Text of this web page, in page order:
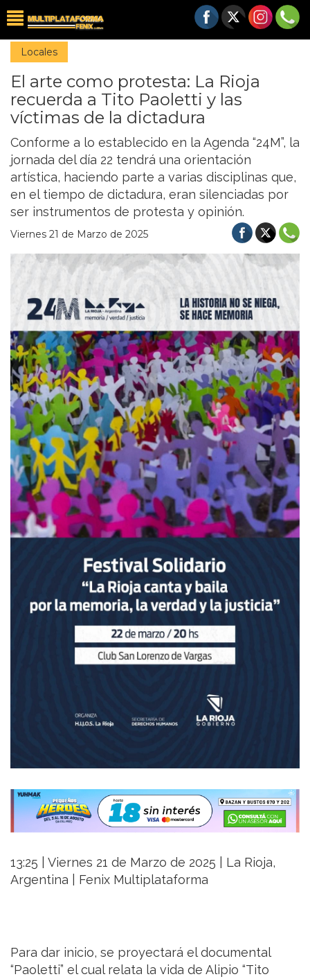
Locales
El arte como protesta: La Rioja
recuerda a Tito Paoletti y las
víctimas de la dictadura
Conforme a lo establecido en la Agenda “24M”, la
jornada del día 22 tendrá una orientación
artística, haciendo parte a varias disciplinas que,
en el tiempo de dictadura, eran silenciadas por
ser instrumentos de protesta y opinión.
Viernes 21 de Marzo de 2025
13:25 | Viernes 21 de Marzo de 2025 | La Rioja,
Argentina | Fenix Multiplataforma
Para dar inicio, se proyectará el documental
“Paoletti” el cual relata la vida de Alipio “Tito